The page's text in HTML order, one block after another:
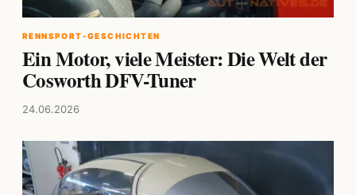
RENNSPORT-GESCHICHTEN
Ein Motor, viele Meister: Die Welt der
Cosworth DFV-Tuner
24.06.2026